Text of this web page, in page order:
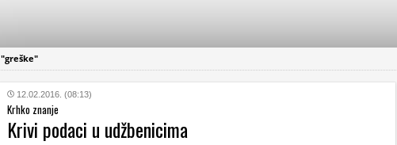
"greške"
12.02.2016. (08:13)
Krhko znanje
Krivi podaci u udžbenicima